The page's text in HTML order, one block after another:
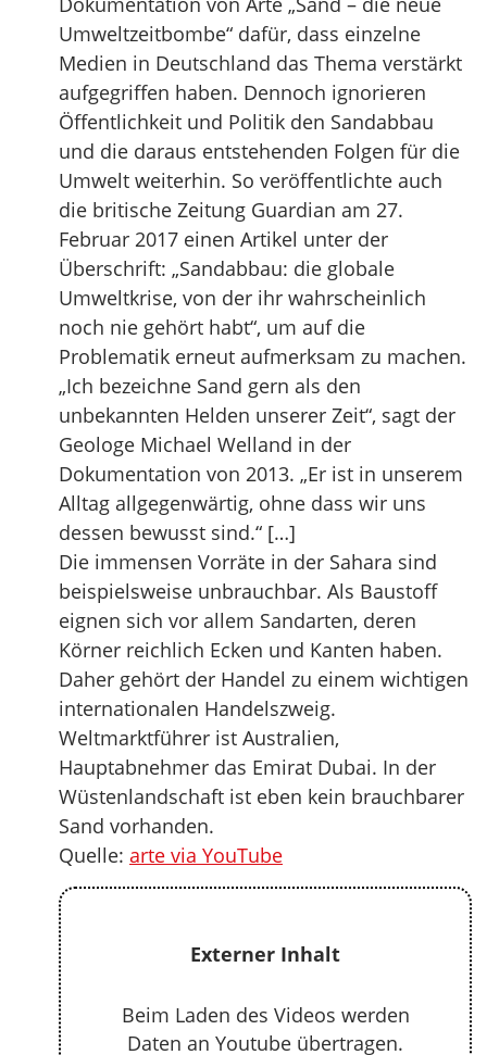
Umweltzeitbombe“ dafür, dass einzelne
Medien in Deutschland das Thema verstärkt
aufgegriffen haben. Dennoch ignorieren
Öffentlichkeit und Politik den Sandabbau
und die daraus entstehenden Folgen für die
Umwelt weiterhin. So veröffentlichte auch
die britische Zeitung Guardian am 27.
Februar 2017 einen Artikel unter der
Überschrift: „Sandabbau: die globale
Umweltkrise, von der ihr wahrscheinlich
noch nie gehört habt“, um auf die
Problematik erneut aufmerksam zu machen.
„Ich bezeichne Sand gern als den
unbekannten Helden unserer Zeit“, sagt der
Geologe Michael Welland in der
Dokumentation von 2013. „Er ist in unserem
Alltag allgegenwärtig, ohne dass wir uns
dessen bewusst sind.“ […]
Die immensen Vorräte in der Sahara sind
beispielsweise unbrauchbar. Als Baustoff
eignen sich vor allem Sandarten, deren
Körner reichlich Ecken und Kanten haben.
Daher gehört der Handel zu einem wichtigen
internationalen Handelszweig.
Weltmarktführer ist Australien,
Hauptabnehmer das Emirat Dubai. In der
Wüstenlandschaft ist eben kein brauchbarer
Sand vorhanden.
Quelle: arte via YouTube
Externer Inhalt
Beim Laden des Videos werden
Daten an Youtube übertragen.